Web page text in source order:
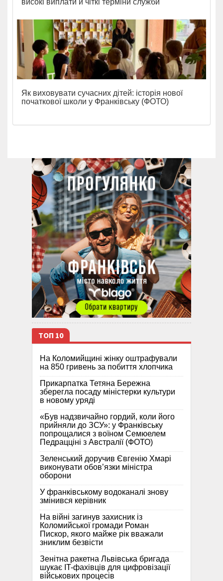
високі виплати й чіткі терміни служби
Як виховувати сучасних дітей: історія нової
початкової школи у Франківську (ФОТО)
ТОП 10
На Коломийщині жінку оштрафували
на 850 гривень за побиття хлопчика
Прикарпатка Тетяна Бережна
зберегла посаду міністерки культури
в новому уряді
«Був надзвичайно гордий, коли його
прийняли до ЗСУ»: у Франківську
попрощалися з воїном Семюелем
Педрацціні з Австралії (ФОТО)
Зеленський доручив Євгенію Хмарі
виконувати обов’язки міністра
оборони
У франківському водоканалі знову
змінився керівник
На війні загинув захисник із
Коломийської громади Роман
Пискор, якого майже рік вважали
зниклим безвісти
Зенітна ракетна Львівська бригада
шукає IT-фахівців для цифровізації
військових процесів